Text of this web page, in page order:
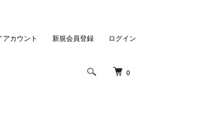
0
アカウント 新規会員登録 ログイン